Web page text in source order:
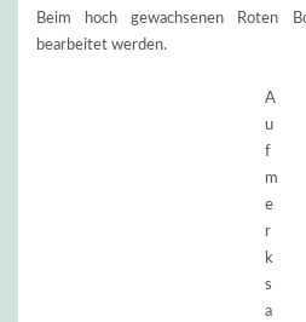
Beim hoch gewachsenen Roten
bearbeitet werden.
A
u
f
m
e
r
k
s
a